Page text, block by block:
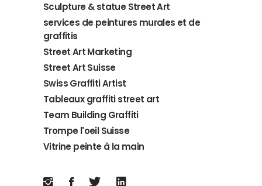
Sculpture & statue Street Art
services de peintures murales et de
graffitis
Street Art Marketing
Street Art Suisse
Swiss Graffiti Artist
Tableaux graffiti street art
Team Building Graffiti
Trompe l'oeil Suisse
Vitrine peinte à la main